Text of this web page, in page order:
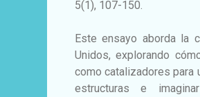
5(1), 107-150.
Este ensayo aborda la
Unidos, explorando
como catalizadores para
estructuras e